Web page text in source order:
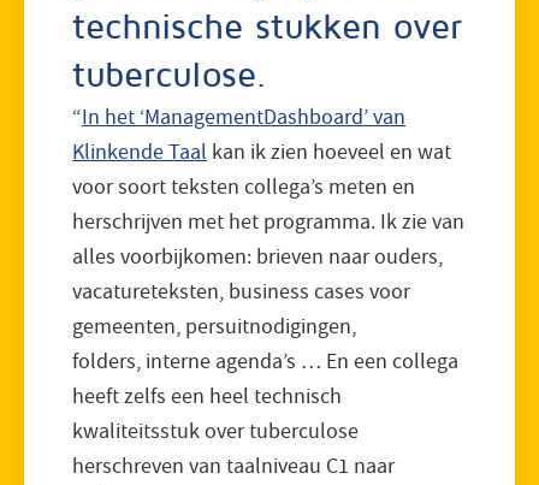
technische stukken over
tuberculose.
“In het ‘ManagementDashboard’ van
Klinkende Taal kan ik zien hoeveel en wat
voor soort teksten collega’s meten en
herschrijven met het programma. Ik zie van
alles voorbijkomen: brieven naar ouders,
vacatureteksten, business cases voor
gemeenten, persuitnodigingen,
folders, interne agenda’s … En een collega
heeft zelfs een heel technisch
kwaliteitsstuk over tuberculose
herschreven van taalniveau C1 naar